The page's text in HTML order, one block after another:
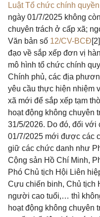
Luật Tổ chức chính
ngày 01/7/2025 không
chuyên trách ở cấp xã;
Văn bản số 12/CV-BCĐ
đạo về sắp xếp đơn vị
mô hình tổ chức chính
Chính phủ, các địa
yêu cầu thực hiện nhiệm
xã mới để sắp xếp tạm
hoạt động không chuyên
31/5/2026. Do đó, đối
01/7/2025 mới được các
giữ các chức danh như
Cộng sản Hồ Chí Minh,
Phó Chủ tịch Hội Liên
Cựu chiến binh, Chủ tịch
người cao tuổi,… thì
hoạt động không chuyên